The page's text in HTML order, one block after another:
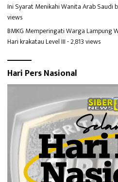
Ini Syarat Menikahi Wanita Arab Saudi
views
BMKG Memperingati Warga Lampung
Hari krakatau Level III- 2,813 views
Hari Pers Nasional